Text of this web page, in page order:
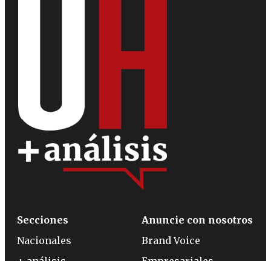
Secciones
Nacionales
Anuncie con nosotros
Brand Voice